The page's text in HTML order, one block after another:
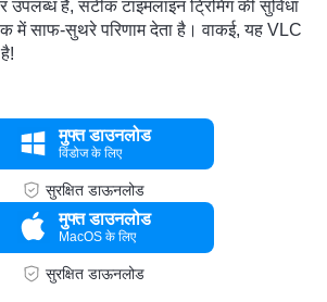
उपलब्ध है, सटीक टाइमलाइन ट्रिमिंग की सुविधा
में साफ-सुथरे परिणाम देता है। वाकई, यह VLC
मुफ्त डाउनलोड
विंडोज के लिए
सुरक्षित डाऊनलोड
मुफ्त डाउनलोड
MacOS के लिए
सुरक्षित डाऊनलोड